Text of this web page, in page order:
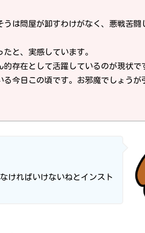
は問屋が卸すわけがなく、悪戦苦闘
と、実感しています。
存在として活躍しているのが現状で
今日この頃です。お邪魔でしょうが
ければいけないねとインスト